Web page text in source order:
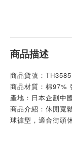
商品描述
商品貨號：TH3585
商品材質：棉97%
產地：日本企劃中
商品介紹：休閒寬
球褲型，適合街頭